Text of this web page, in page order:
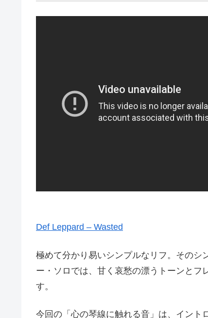
Def Leppard – Wasted
極めて分かり易いシンプルなリフ。そのシ
ー・ソロでは、甘く哀愁の漂うトーンとフ
す。
今回の「心の琴線に触れる音」は、イント